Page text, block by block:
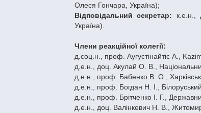
Олеся Гончара, Україна);
Відповідальний секретар: к.е.н.,
Україна).
Члени реакційної колегії:
д.соц.н., проф. Аугустінайтіс А.,
д.е.н., доц. Акулай О. В.,
д.e.н., проф. Бабенко В. О.,
д.e.н., проф. Богдан Н. І.,
д.e.н., проф. Брітченко І. Г.,
д.е.н., доц. Валінкевич Н. В.,